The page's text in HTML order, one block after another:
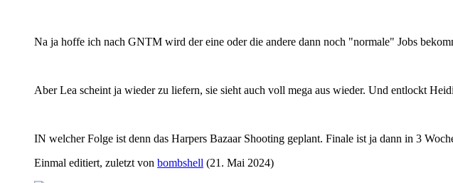
Na ja hoffe ich nach GNTM wird der eine oder die andere dann noch "normale" Jobs
Aber Lea scheint ja wieder zu liefern, sie sieht auch voll mega aus wieder. Und entlockt
IN welcher Folge ist denn das Harpers Bazaar Shooting geplant. Finale ist ja dann in 3
Einmal editiert, zuletzt von bombshell (21. Mai 2024)